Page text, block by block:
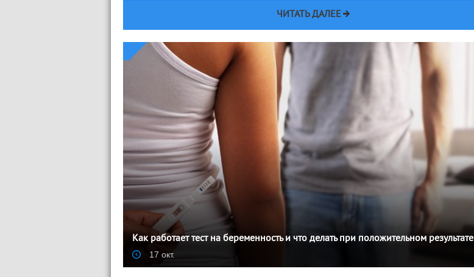
ЧИТАТЬ ДАЛЕЕ
Как работает тест на беременность и что делать при положительном результате
17 окт.